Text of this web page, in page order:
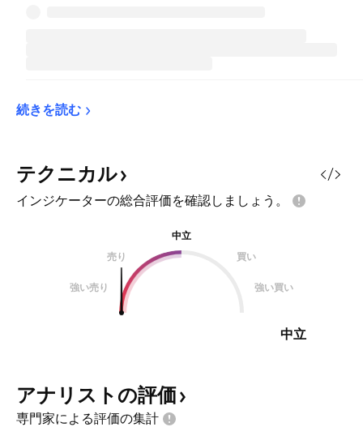
続きを読む
テクニカル
インジケーターの総合評価を確認しましょう。
中立
売り
買い
強い売り 強い買い
中立
アナリストの評価
専門家による評価の集計